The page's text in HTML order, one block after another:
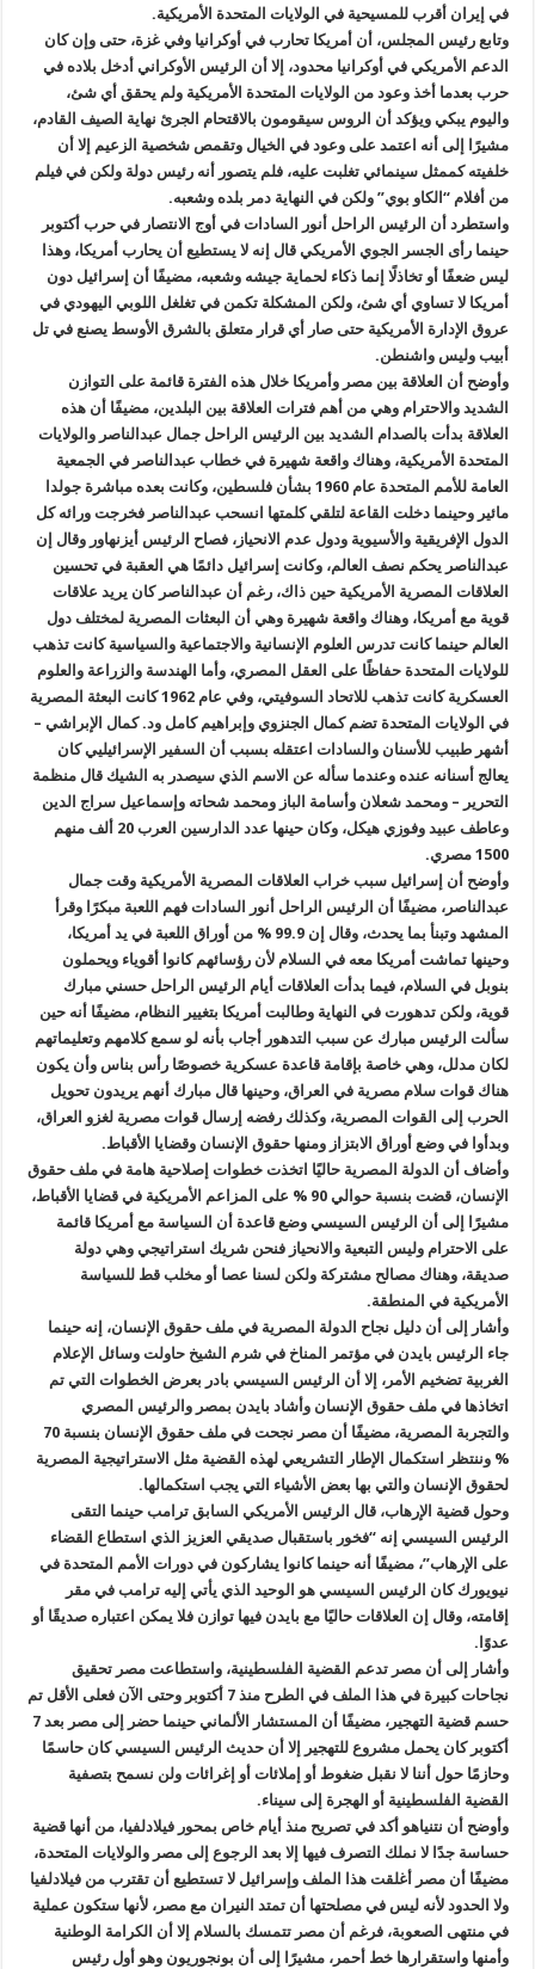
في إيران أقرب للمسيحية في الولايات المتحدة الأمريكية.
وتابع رئيس المجلس، أن أمريكا تحارب في أوكرانيا وفي غزة، حتى وإن كان
الدعم الأمريكي في أوكرانيا محدود، إلا أن الرئيس الأوكراني أدخل بلاده في
حرب بعدما أخذ وعود من الولايات المتحدة الأمريكية ولم يحقق أي شئ،
واليوم يبكي ويؤكد أن الروس سيقومون بالاقتحام الجرئ نهاية الصيف القادم،
مشيرًا إلى أنه اعتمد على وعود في الخيال وتقمص شخصية الزعيم إلا أن
خلفيته كممثل سينمائي تغلبت عليه، فلم يتصور أنه رئيس دولة ولكن في فيلم
من أفلام “الكاو بوي” ولكن في النهاية دمر بلده وشعبه.
واستطرد أن الرئيس الراحل أنور السادات في أوج الانتصار في حرب أكتوبر
حينما رأى الجسر الجوي الأمريكي قال إنه لا يستطيع أن يحارب أمريكا، وهذا
ليس ضعفًا أو تخاذلًا إنما ذكاء لحماية جيشه وشعبه، مضيفًا أن إسرائيل دون
أمريكا لا تساوي أي شئ، ولكن المشكلة تكمن في تغلغل اللوبي اليهودي في
عروق الإدارة الأمريكية حتى صار أي قرار متعلق بالشرق الأوسط يصنع في تل
أبيب وليس واشنطن.
وأوضح أن العلاقة بين مصر وأمريكا خلال هذه الفترة قائمة على التوازن
الشديد والاحترام وهي من أهم فترات العلاقة بين البلدين، مضيفًا أن هذه
العلاقة بدأت بالصدام الشديد بين الرئيس الراحل جمال عبدالناصر والولايات
المتحدة الأمريكية، وهناك واقعة شهيرة في خطاب عبدالناصر في الجمعية
العامة للأمم المتحدة عام 1960 بشأن فلسطين، وكانت بعده مباشرة جولدا
مائير وحينما دخلت القاعة لتلقي كلمتها انسحب عبدالناصر فخرجت ورائه كل
الدول الإفريقية والأسيوية ودول عدم الانحياز، فصاح الرئيس أيزنهاور وقال إن
عبدالناصر يحكم نصف العالم، وكانت إسرائيل دائمًا هي العقبة في تحسين
العلاقات المصرية الأمريكية حين ذاك، رغم أن عبدالناصر كان يريد علاقات
قوية مع أمريكا، وهناك واقعة شهيرة وهي أن البعثات المصرية لمختلف دول
العالم حينما كانت تدرس العلوم الإنسانية والاجتماعية والسياسية كانت تذهب
للولايات المتحدة حفاظًا على العقل المصري، وأما الهندسة والزراعة والعلوم
العسكرية كانت تذهب للاتحاد السوفيتي، وفي عام 1962 كانت البعثة المصرية
في الولايات المتحدة تضم كمال الجنزوي وإبراهيم كامل ود. كمال الإبراشي –
أشهر طبيب للأسنان والسادات اعتقله بسبب أن السفير الإسرائيليي كان
يعالج أسنانه عنده وعندما سأله عن الاسم الذي سيصدر به الشيك قال منظمة
التحرير – ومحمد شعلان وأسامة الباز ومحمد شحاته وإسماعيل سراج الدين
وعاطف عبيد وفوزي هيكل، وكان حينها عدد الدارسين العرب 20 ألف منهم
1500 مصري.
وأوضح أن إسرائيل سبب خراب العلاقات المصرية الأمريكية وقت جمال
عبدالناصر، مضيفًا أن الرئيس الراحل أنور السادات فهم اللعبة مبكرًا وقرأ
المشهد وتبنأ بما يحدث، وقال إن 99.9 % من أوراق اللعبة في يد أمريكا،
وحينها تماشت أمريكا معه في السلام لأن رؤسائهم كانوا أقوياء ويحملون
بنوبل في السلام، فيما بدأت العلاقات أيام الرئيس الراحل حسني مبارك
قوية، ولكن تدهورت في النهاية وطالبت أمريكا بتغيير النظام، مضيفًا أنه حين
سألت الرئيس مبارك عن سبب التدهور أجاب بأنه لو سمع كلامهم وتعليماتهم
لكان مدلل، وهي خاصة بإقامة قاعدة عسكرية خصوصًا رأس بناس وأن يكون
هناك قوات سلام مصرية في العراق، وحينها قال مبارك أنهم يريدون تحويل
الحرب إلى القوات المصرية، وكذلك رفضه إرسال قوات مصرية لغزو العراق،
وبدأوا في وضع أوراق الابتزاز ومنها حقوق الإنسان وقضايا الأقباط.
وأضاف أن الدولة المصرية حاليًا اتخذت خطوات إصلاحية هامة في ملف حقوق
الإنسان، قضت بنسبة حوالي 90 % على المزاعم الأمريكية في قضايا الأقباط،
مشيرًا إلى أن الرئيس السيسي وضع قاعدة أن السياسة مع أمريكا قائمة
على الاحترام وليس التبعية والانحياز فنحن شريك استراتيجي وهي دولة
صديقة، وهناك مصالح مشتركة ولكن لسنا عصا أو مخلب قط للسياسة
الأمريكية في المنطقة.
وأشار إلى أن دليل نجاح الدولة المصرية في ملف حقوق الإنسان، إنه حينما
جاء الرئيس بايدن في مؤتمر المناخ في شرم الشيخ حاولت وسائل الإعلام
الغربية تضخيم الأمر، إلا أن الرئيس السيسي بادر بعرض الخطوات التي تم
اتخاذها في ملف حقوق الإنسان وأشاد بايدن بمصر والرئيس المصري
والتجربة المصرية، مضيفًا أن مصر نجحت في ملف حقوق الإنسان بنسبة 70
% وننتظر استكمال الإطار التشريعي لهذه القضية مثل الاستراتيجية المصرية
لحقوق الإنسان والتي بها بعض الأشياء التي يجب استكمالها.
وحول قضية الإرهاب، قال الرئيس الأمريكي السابق ترامب حينما التقى
الرئيس السيسي إنه “فخور باستقبال صديقي العزيز الذي استطاع القضاء
على الإرهاب”، مضيفًا أنه حينما كانوا يشاركون في دورات الأمم المتحدة في
نيويورك كان الرئيس السيسي هو الوحيد الذي يأتي إليه ترامب في مقر
إقامته، وقال إن العلاقات حاليًا مع بايدن فيها توازن فلا يمكن اعتباره صديقًا أو
عدوًا.
وأشار إلى أن مصر تدعم القضية الفلسطينية، واستطاعت مصر تحقيق
نجاحات كبيرة في هذا الملف في الطرح منذ 7 أكتوبر وحتى الآن فعلى الأقل تم
حسم قضية التهجير، مضيفًا أن المستشار الألماني حينما حضر إلى مصر بعد 7
أكتوبر كان يحمل مشروع للتهجير إلا أن حديث الرئيس السيسي كان حاسمًا
وحازمًا حول أننا لا نقبل ضغوط أو إملائات أو إغرائات ولن نسمح بتصفية
القضية الفلسطينية أو الهجرة إلى سيناء.
وأوضح أن نتنياهو أكد في تصريح منذ أيام خاص بمحور فيلادلفيا، من أنها قضية
حساسة جدًا لا نملك التصرف فيها إلا بعد الرجوع إلى مصر والولايات المتحدة،
مضيفًا أن مصر أغلقت هذا الملف وإسرائيل لا تستطيع أن تقترب من فيلادلفيا
ولا الحدود لأنه ليس في مصلحتها أن تمتد النيران مع مصر، لأنها ستكون عملية
في منتهى الصعوبة، فرغم أن مصر تتمسك بالسلام إلا أن الكرامة الوطنية
وأمنها واستقرارها خط أحمر، مشيرًا إلى أن بونجوريون وهو أول رئيس